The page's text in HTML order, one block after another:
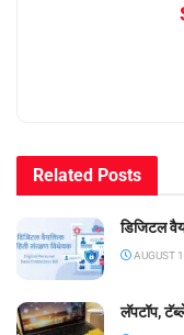
Related Posts
डिजिटल
AUGUST
लॅपटॉप,